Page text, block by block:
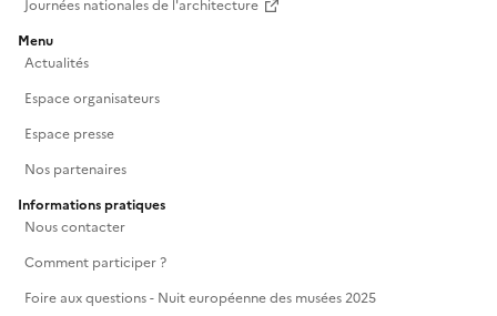
Journées nationales de l'architecture
Menu
Actualités
Espace organisateurs
Espace presse
Nos partenaires
Informations pratiques
Nous contacter
Comment participer ?
Foire aux questions - Nuit européenne des musées 2025